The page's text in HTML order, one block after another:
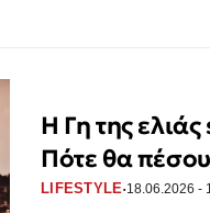
Η Γη της
Πότε θα
LIFESTYLE·18.06.2026 -